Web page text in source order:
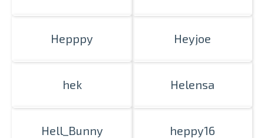
Hepppy Heyjoe
hek Helensa
Hell_Bunny heppy16